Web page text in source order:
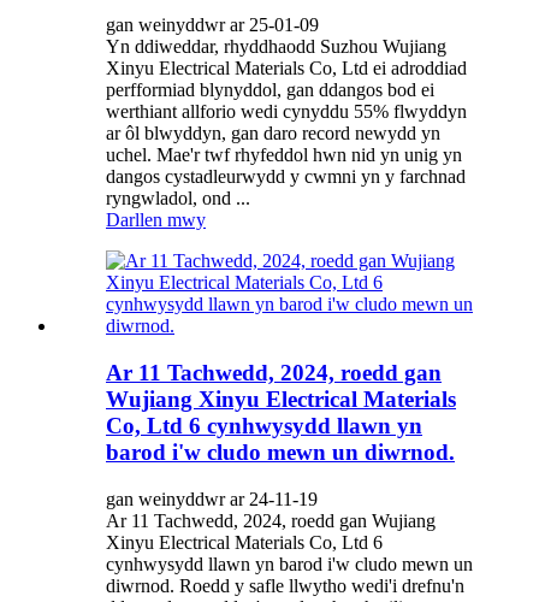
gan weinyddwr ar 25-01-09
Yn ddiweddar, rhyddhaodd Suzhou Wujiang
Xinyu Electrical Materials Co, Ltd ei adroddiad
perfformiad blynyddol, gan ddangos bod ei
werthiant allforio wedi cynyddu 55% flwyddyn
ar ôl blwyddyn, gan daro record newydd yn
uchel. Mae'r twf rhyfeddol hwn nid yn unig yn
dangos cystadleurwydd y cwmni yn y farchnad
ryngwladol, ond ...
Darllen mwy
Ar 11 Tachwedd, 2024, roedd gan
Wujiang Xinyu Electrical Materials
Co, Ltd 6 cynhwysydd llawn yn
barod i'w cludo mewn un diwrnod.
gan weinyddwr ar 24-11-19
Ar 11 Tachwedd, 2024, roedd gan Wujiang
Xinyu Electrical Materials Co, Ltd 6
cynhwysydd llawn yn barod i'w cludo mewn un
diwrnod. Roedd y safle llwytho wedi'i drefnu'n